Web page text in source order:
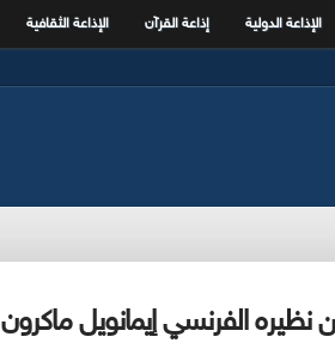
الإذاعة الدولية إذاعة القرآن الإذاعة الثقافية
نظيره الفرنسي إيمانويل ماكرون